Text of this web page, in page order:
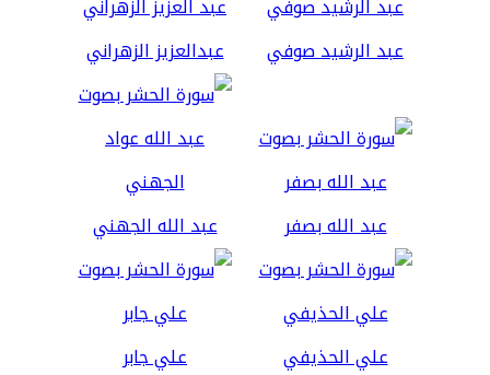
عبد الرشيد صوفي عبدالعزيز الزهراني
عبد الله بصفر عبد الله الجهني
علي الحذيفي علي جابر